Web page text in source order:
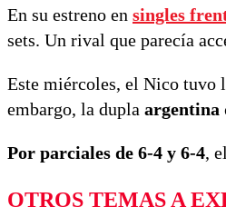
En su estreno en singles
sets. Un rival que parecía
Este miércoles, el Nico tuvo
embargo, la dupla argentina
Por parciales de 6-4 y 6-4,
OTROS TEMAS A